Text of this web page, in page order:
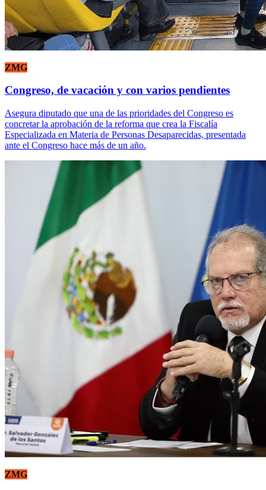
ZMG
Congreso, de vacación y con varios pendientes
Asegura diputado que una de las prioridades del Congreso es
concretar la aprobación de la reforma que crea la Fiscalía
Especializada en Materia de Personas Desaparecidas, presentada
ante el Congreso hace más de un año.
ZMG